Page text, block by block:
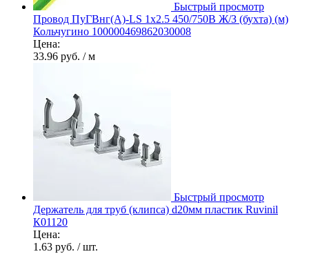
Быстрый просмотр
Провод ПуГВнг(А)-LS 1х2.5 450/750В Ж/З (бухта) (м)
Кольчугино 100000469862030008
Цена:
33.96 руб. / м
Быстрый просмотр
Держатель для труб (клипса) d20мм пластик Ruvinil
К01120
Цена:
1.63 руб. / шт.